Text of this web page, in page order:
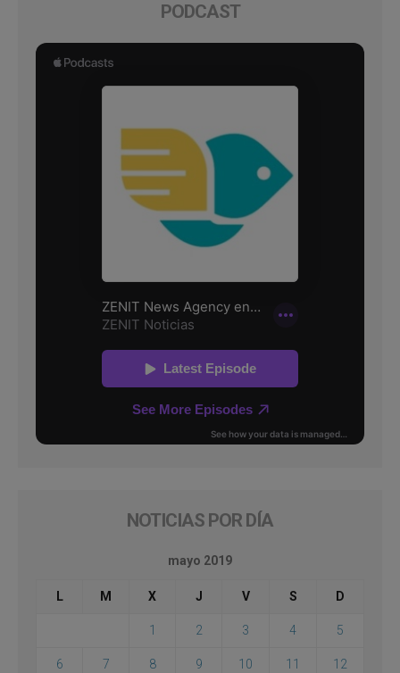
PODCAST
NOTICIAS POR DÍA
mayo 2019
L M X J V S D
1 2 3 4 5
6 7 8 9 10 11 12